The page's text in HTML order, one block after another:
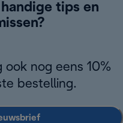
tips en
ook nog eens 10%
bestelling.